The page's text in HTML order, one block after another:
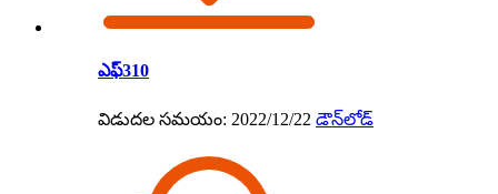
ఎఫ్310
విడుదల సమయం: 2022/12/22 డౌన్‌లోడ్